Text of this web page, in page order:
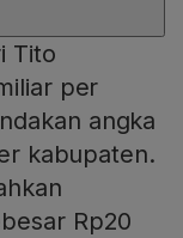
Tito
per
angka
kabupaten.
Rp20